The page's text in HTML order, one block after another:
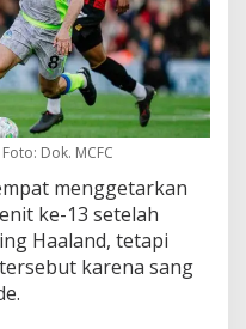
Dok. MCFC
menggetarkan
ke-13 setelah
Haaland, tetapi
karena sang